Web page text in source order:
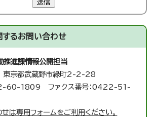
送信
するお問い合わせ
推進課情報公開担当
京都武蔵野市緑町2-2-28
60-1809 ファクス番号：0422-51-
は専用フォームをご利用ください。